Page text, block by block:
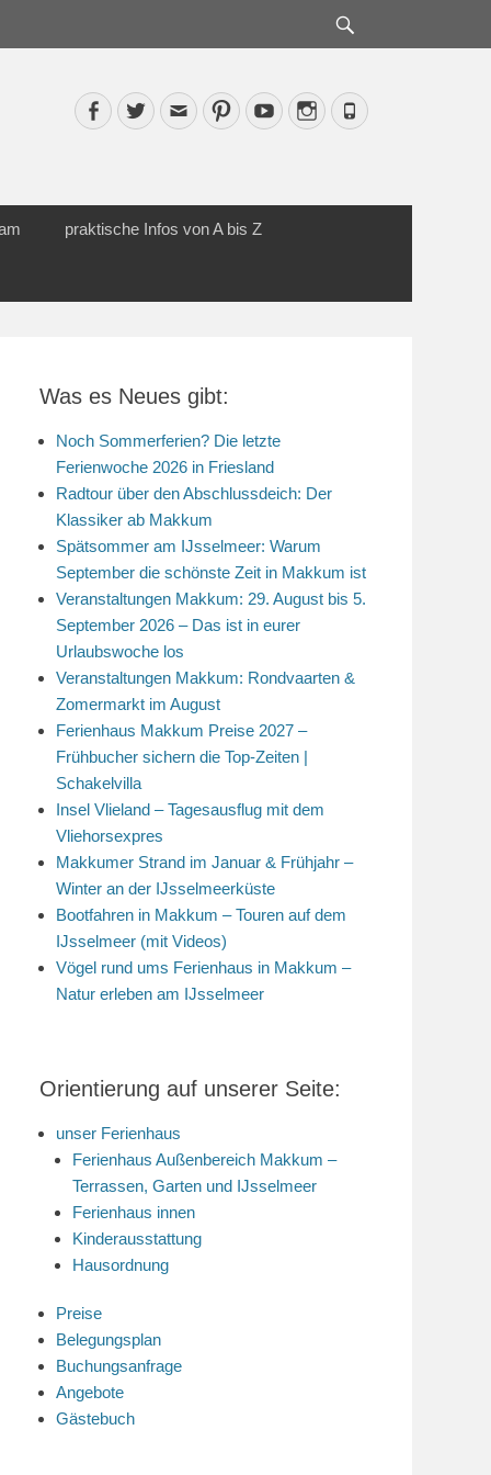
Facebook
TwitterEmailPinterestYouTubeInstagram
Phone
praktische Infos von A bis Z
Was es Neues gibt:
Noch Sommerferien? Die letzte
Ferienwoche 2026 in Friesland
Radtour über den Abschlussdeich: Der
Klassiker ab Makkum
Spätsommer am IJsselmeer: Warum
September die schönste Zeit in Makkum ist
Veranstaltungen Makkum: 29. August bis 5.
September 2026 – Das ist in eurer
Urlaubswoche los
Veranstaltungen Makkum: Rondvaarten &
Zomermarkt im August
Ferienhaus Makkum Preise 2027 –
Frühbucher sichern die Top-Zeiten |
Schakelvilla
Insel Vlieland – Tagesausflug mit dem
Vliehorsexpres
Makkumer Strand im Januar & Frühjahr –
Winter an der IJsselmeerküste
Bootfahren in Makkum – Touren auf dem
IJsselmeer (mit Videos)
Vögel rund ums Ferienhaus in Makkum –
Natur erleben am IJsselmeer
Orientierung auf unserer Seite:
unser Ferienhaus
Ferienhaus Außenbereich Makkum –
Terrassen, Garten und IJsselmeer
Ferienhaus innen
Kinderausstattung
Hausordnung
Preise
Belegungsplan
Buchungsanfrage
Angebote
Gästebuch